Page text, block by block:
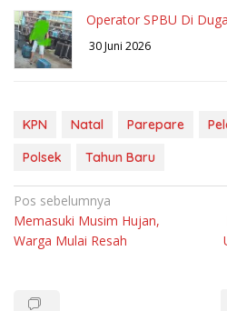
Operator SPBU Di
30 Juni 2026
KPN Natal Parepare
Polsek
Tahun Baru
Navigasi
pos
Pos sebelumnya
Memasuki Musim Hujan,
Warga Mulai Resah